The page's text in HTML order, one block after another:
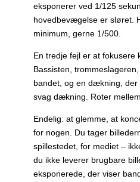
eksponerer ved 1/125
hovedbevægelse er sløret.
minimum, gerne 1/500.
En tredje fejl er at fokusere
Bassisten,
bandet, og en dækning,
svag dækning. Roter
Endelig: at glemme, at
for nogen. Du tager
spillestedet, for mediet –
du ikke leverer brugbare
eksponerede, der viser